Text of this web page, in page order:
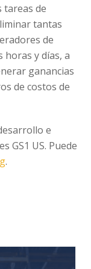
tareas de
tantas
de
horas y días, a
ganancias
de costos de
e
GS1 US. Puede
.